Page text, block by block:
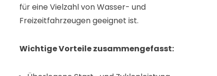
für eine Vielzahl von Wasser- und
Freizeitfahrzeugen geeignet ist.
Wichtige Vorteile zusammengefasst: